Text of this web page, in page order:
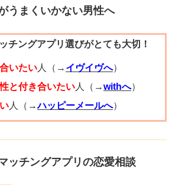
うまくいかない男性へ
チングアプリ選びがとても大切！
いたい人（→ イヴイヴへ）
と付き合いたい人（→withへ）
人（→ハッピーメールへ）
ッチングアプリの恋愛相談